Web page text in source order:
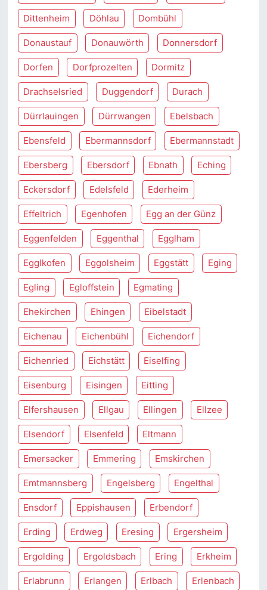
Dittenheim Döhlau Dombühl
Donaustauf Donauwörth Donnersdorf
Dorfen Dorfprozelten Dormitz
Drachselsried Duggendorf Durach
Dürrlauingen Dürrwangen Ebelsbach
Ebensfeld Ebermannsdorf Ebermannstadt
Ebersberg Ebersdorf Ebnath Eching
Eckersdorf Edelsfeld Ederheim
Effeltrich Egenhofen Egg an der Günz
Eggenfelden Eggenthal Egglham
Egglkofen Eggolsheim Eggstätt Eging
Egling Egloffstein Egmating
Ehekirchen Ehingen Eibelstadt
Eichenau Eichenbühl Eichendorf
Eichenried Eichstätt Eiselfing
Eisenburg Eisingen Eitting
Elfershausen Ellgau Ellingen Ellzee
Elsendorf Elsenfeld Eltmann
Emersacker Emmering Emskirchen
Emtmannsberg Engelsberg Engelthal
Ensdorf Eppishausen Erbendorf
Erding Erdweg Eresing Ergersheim
Ergolding Ergoldsbach Ering Erkheim
Erlabrunn Erlangen Erlbach Erlenbach